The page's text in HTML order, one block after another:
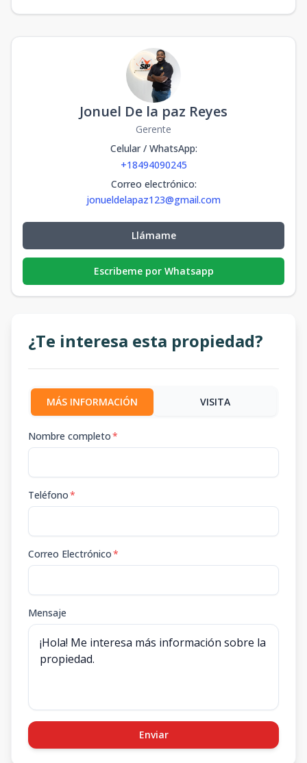
Jonuel De la paz Reyes
Gerente
Celular / WhatsApp:
+18494090245
Correo electrónico:
jonueldelapaz123@gmail.com
Llámame
Escribeme por Whatsapp
¿Te interesa esta propiedad?
MÁS INFORMACIÓN VISITA
Nombre completo*
Teléfono*
Correo Electrónico*
Mensaje
Enviar